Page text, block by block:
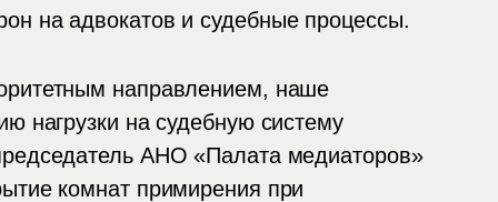
на адвокатов и судебные процессы.
направлением, наше
нагрузки на судебную систему
АНО «Палата медиаторов»
комнат примирения при